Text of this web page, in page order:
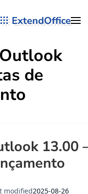
ExtendOffice
de
13.00
modified2025-08-26